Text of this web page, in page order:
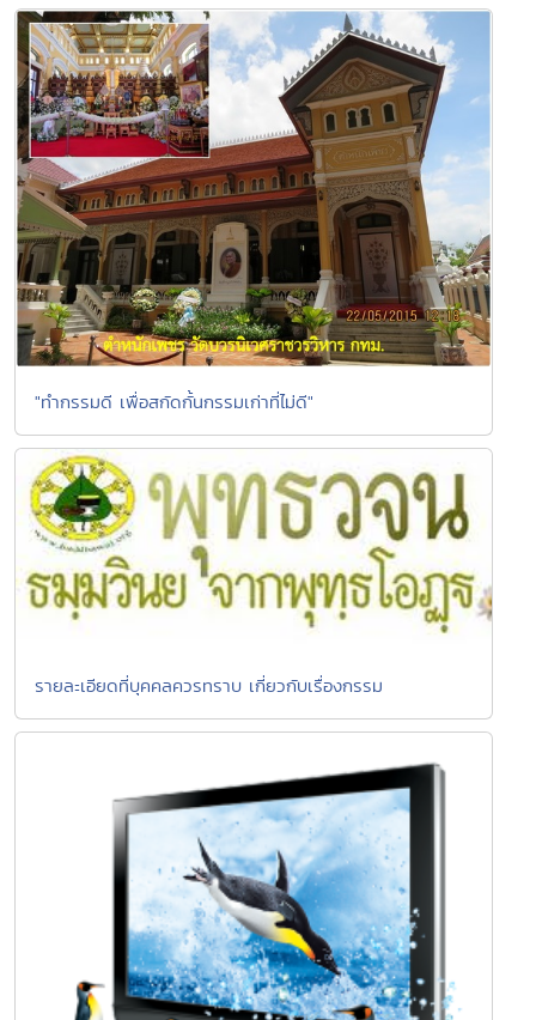
"ทำกรรมดี เพื่อสกัดกั้นกรรมเก่าที่ไม่ดี"
รายละเอียดที่บุคคลควรทราบ เกี่ยวกับเรื่องกรรม